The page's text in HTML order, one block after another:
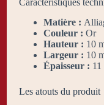
Matière :
Couleur : Or
Hauteur : 10
Largeur : 10
Épaisseur :
Les atouts du produit